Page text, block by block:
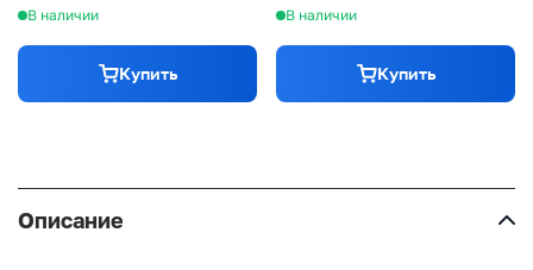
В наличии
Купить
В наличии
Купить
Описание